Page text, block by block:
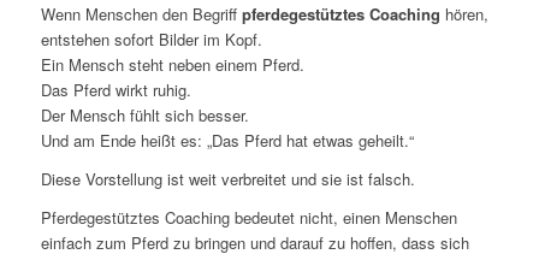
Wenn Menschen den Begriff pferdegestütztes Coaching hören,
entstehen sofort Bilder im Kopf.
Ein Mensch steht neben einem Pferd.
Das Pferd wirkt ruhig.
Der Mensch fühlt sich besser.
Und am Ende heißt es: „Das Pferd hat etwas geheilt.“
Diese Vorstellung ist weit verbreitet und sie ist falsch.
Pferdegestütztes Coaching bedeutet nicht, einen Menschen
einfach zum Pferd zu bringen und darauf zu hoffen, dass sich